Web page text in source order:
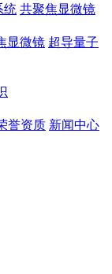
统 共聚焦显微镜
显微镜 超导量子
誉资质 新闻中心